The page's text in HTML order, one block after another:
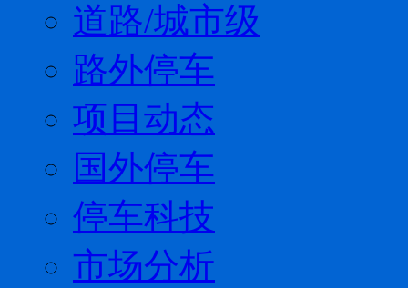
道路/城市级
路外停车
项目动态
国外停车
停车科技
市场分析